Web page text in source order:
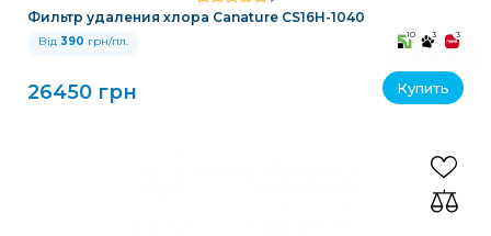
Фильтр удаления хлора Canature CS16H-1040
Від 390 грн/пл. 10 3 3
26450 грн Купить